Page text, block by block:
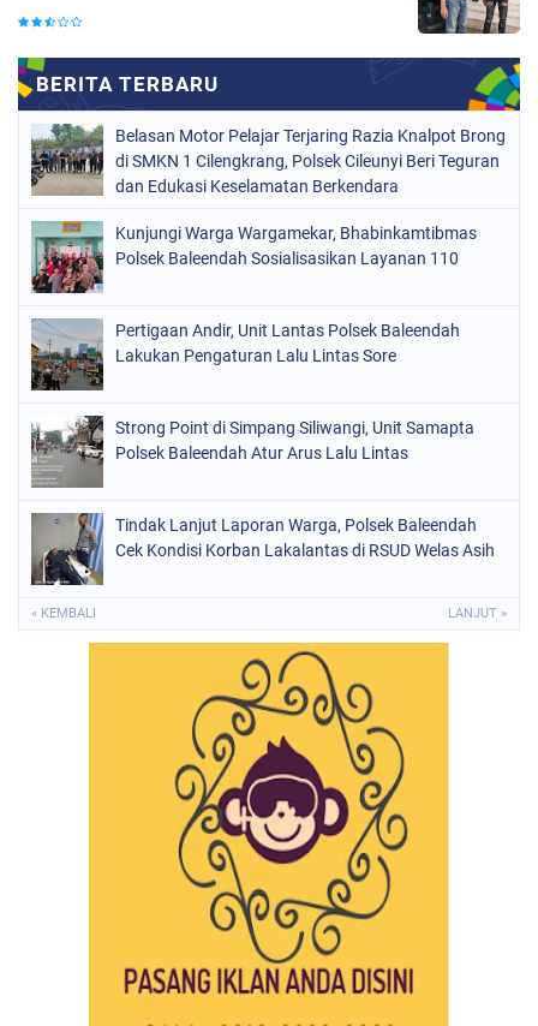
Belasan Motor Pelajar Terjaring Razia Knalpot Brong
di SMKN 1 Cilengkrang, Polsek Cileunyi Beri Teguran
dan Edukasi Keselamatan Berkendara
Kunjungi Warga Wargamekar, Bhabinkamtibmas
Polsek Baleendah Sosialisasikan Layanan 110
Pertigaan Andir, Unit Lantas Polsek Baleendah
Lakukan Pengaturan Lalu Lintas Sore
Strong Point di Simpang Siliwangi, Unit Samapta
Polsek Baleendah Atur Arus Lalu Lintas
Tindak Lanjut Laporan Warga, Polsek Baleendah
Cek Kondisi Korban Lakalantas di RSUD Welas Asih
« KEMBALI LANJUT »